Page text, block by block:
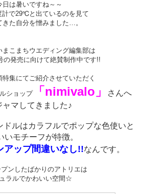
日は暑いですね～～
計で29℃と出ているのを見て
きた自分を憎みました…。
まこまちウエディング編集部は
の発売に向けて絶賛制作中です!!
集にてご紹介させていただく
ショップ「 nimivalo」
さんへ
ャマしてきました♪
ルはカラフルでポップな色使いと
いモチーフが特徴。
アップ間違いなし!!なんです。
ンしたばかりのアトリエは
ラルでかわいい空間☆